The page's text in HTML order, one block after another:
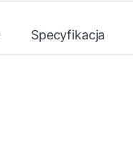
Specyfikacja